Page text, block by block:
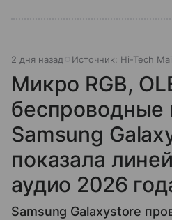
2 дня назад Источник: Hi-Tech
Микро RGB,
беспроводные
Samsung
показала
аудио 2026
Samsung Galaxystore